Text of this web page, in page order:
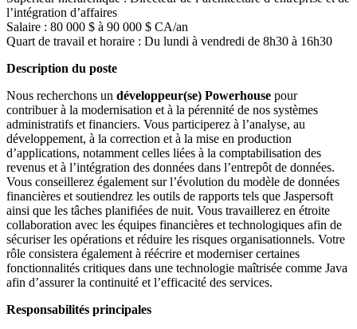
l’intégration d’affaires
Salaire : 80 000 $ à 90 000 $ CA/an
Quart de travail et horaire : Du lundi à vendredi de 8h30 à 16h30
Description du poste
Nous recherchons un développeur(se) Powerhouse pour
contribuer à la modernisation et à la pérennité de nos systèmes
administratifs et financiers. Vous participerez à l’analyse, au
développement, à la correction et à la mise en production
d’applications, notamment celles liées à la comptabilisation des
revenus et à l’intégration des données dans l’entrepôt de données.
Vous conseillerez également sur l’évolution du modèle de données
financières et soutiendrez les outils de rapports tels que Jaspersoft
ainsi que les tâches planifiées de nuit. Vous travaillerez en étroite
collaboration avec les équipes financières et technologiques afin de
sécuriser les opérations et réduire les risques organisationnels. Votre
rôle consistera également à réécrire et moderniser certaines
fonctionnalités critiques dans une technologie maîtrisée comme Java
afin d’assurer la continuité et l’efficacité des services.
Responsabilités principales